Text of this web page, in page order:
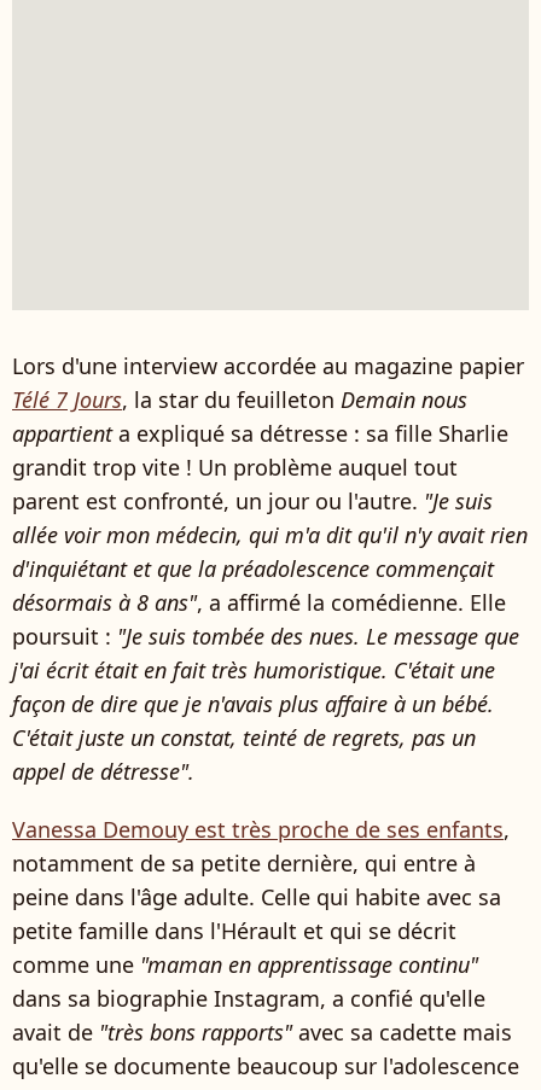
Lors d'une interview accordée au magazine papier
Télé 7 Jours, la star du feuilleton Demain nous
appartienta expliqué sa détresse : sa fille Sharlie
grandit trop vite ! Un problème auquel tout
parent est confronté, un jour ou l'autre. "Je suis
allée voir mon médecin, qui m'a dit qu'il n'y avait rien
d'inquiétant et que la préadolescence commençait
désormais à 8 ans", a affirmé la comédienne. Elle
poursuit : "Je suis tombée des nues. Le message que
j'ai écrit était en fait très humoristique. C'était une
façon de dire que je n'avais plus affaire à un bébé.
C'était juste un constat, teinté de regrets, pas un
appel de détresse".
Vanessa Demouy est très proche de ses enfants,
notamment de sa petite dernière, qui entre à
peine dans l'âge adulte. Celle qui habite avec sa
petite famille dans l'Hérault et qui se décrit
comme une "maman en apprentissage continu"
dans sa biographie Instagram, a confié qu'elle
avait de "très bons rapports"avec sa cadette mais
qu'elle se documente beaucoup sur l'adolescence